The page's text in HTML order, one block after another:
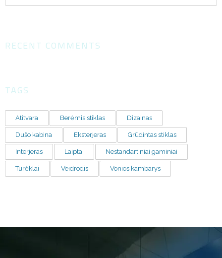
RECENT COMMENTS
TAGS
Atitvara Berėmis stiklas Dizainas
Dušo kabina Eksterjeras Grūdintas stiklas
Interjeras Laiptai Nestandartiniai gaminiai
Turėklai Veidrodis Vonios kambarys